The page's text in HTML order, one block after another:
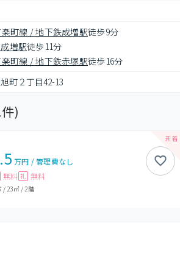
町線 / 地下鉄成増駅徒歩9分
増駅徒歩11分
町線 / 地下鉄赤塚駅徒歩16分
町２丁目42-13
件)
万円 /管理費なし
無料 礼 無料
/ 23㎡/ 2階